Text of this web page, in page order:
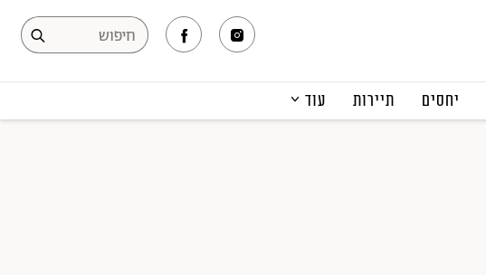
יחסים תיירות עוד